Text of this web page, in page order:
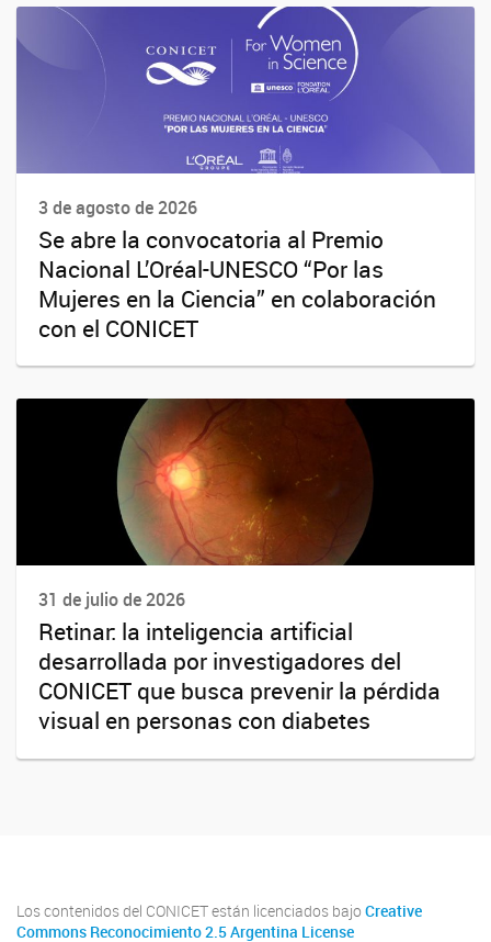
3 de agosto de 2026
Se abre la convocatoria al Premio
Nacional L’Oréal-UNESCO “Por las
Mujeres en la Ciencia” en colaboración
con el CONICET
31 de julio de 2026
Retinar: la inteligencia artificial
desarrollada por investigadores del
CONICET que busca prevenir la pérdida
visual en personas con diabetes
Los contenidos del CONICET están licenciados bajo Creative
Commons Reconocimiento 2.5 Argentina License